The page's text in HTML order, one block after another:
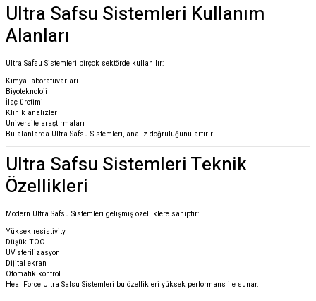
Ultra Safsu Sistemleri Kullanım
Alanları
Ultra Safsu Sistemleri birçok sektörde kullanılır:
Kimya laboratuvarları
Biyoteknoloji
İlaç üretimi
Klinik analizler
Üniversite araştırmaları
Bu alanlarda Ultra Safsu Sistemleri, analiz doğruluğunu artırır.
Ultra Safsu Sistemleri Teknik
Özellikleri
Modern Ultra Safsu Sistemleri gelişmiş özelliklere sahiptir:
Yüksek resistivity
Düşük TOC
UV sterilizasyon
Dijital ekran
Otomatik kontrol
Heal Force Ultra Safsu Sistemleri bu özellikleri yüksek performans ile sunar.